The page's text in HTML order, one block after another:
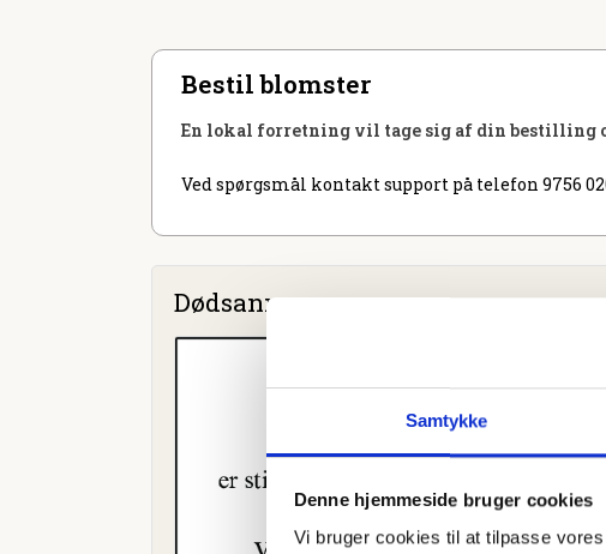
Samtykke
Denne hjemmeside bruger cookies
Vi bruger cookies til at tilpasse
Bestil blomster
En lokal forretning vil tage sig af din bestilling
Ved spørgsmål kontakt support på telefon 9756
Dødsannoncer